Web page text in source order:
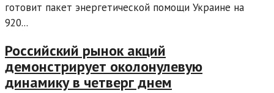
готовит пакет энергетической помощи Украине на
920...
Российский рынок акций
демонстрирует околонулевую
динамику в четверг днем